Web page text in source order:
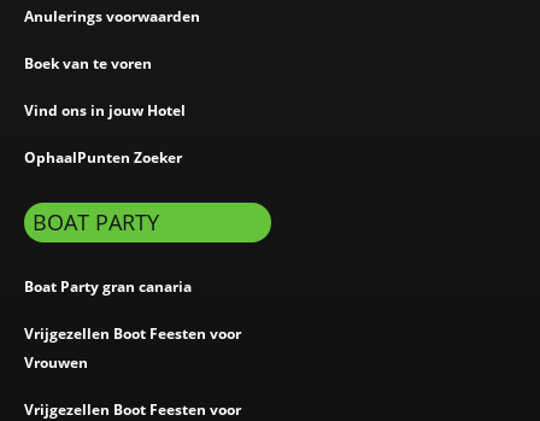
Anulerings voorwaarden
Boek van te voren
Vind ons in jouw Hotel
OphaalPunten Zoeker
BOAT PARTY
Boat Party gran canaria
Vrijgezellen Boot Feesten voor
Vrouwen
Vrijgezellen Boot Feesten voor